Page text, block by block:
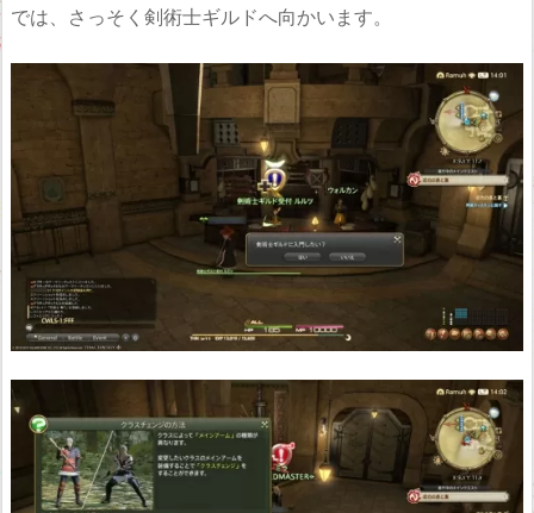
では、さっそく剣術士ギルドへ向かいます。